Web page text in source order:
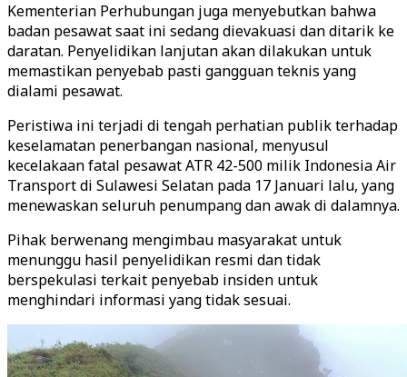
Kementerian Perhubungan juga menyebutkan bahwa
badan pesawat saat ini sedang dievakuasi dan ditarik ke
daratan. Penyelidikan lanjutan akan dilakukan untuk
memastikan penyebab pasti gangguan teknis yang
dialami pesawat.
Peristiwa ini terjadi di tengah perhatian publik terhadap
keselamatan penerbangan nasional, menyusul
kecelakaan fatal pesawat ATR 42-500 milik Indonesia Air
Transport di Sulawesi Selatan pada 17 Januari lalu, yang
menewaskan seluruh penumpang dan awak di dalamnya.
Pihak berwenang mengimbau masyarakat untuk
menunggu hasil penyelidikan resmi dan tidak
berspekulasi terkait penyebab insiden untuk
menghindari informasi yang tidak sesuai.